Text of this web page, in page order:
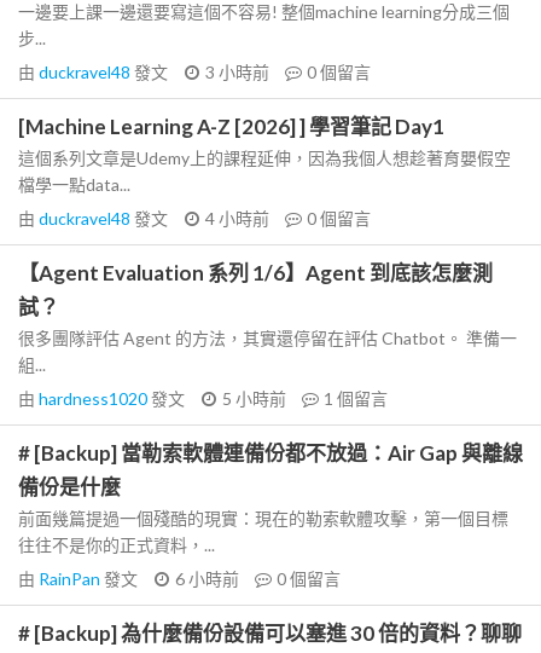
一邊要上課一邊還要寫這個不容易! 整個machine learning分成三個
步...
由 duckravel48 發文 3 小時前 0個留言
[Machine Learning A-Z [2026] ] 學習筆記 Day1
這個系列文章是Udemy上的課程延伸，因為我個人想趁著育嬰假空
檔學一點data...
由 duckravel48 發文 4 小時前 0個留言
【Agent Evaluation 系列 1/6】Agent 到底該怎麼測
試？
很多團隊評估 Agent 的方法，其實還停留在評估 Chatbot。 準備一
組...
由 hardness1020發文 5 小時前 1 個留言
# [Backup] 當勒索軟體連備份都不放過：Air Gap 與離線
備份是什麼
前面幾篇提過一個殘酷的現實：現在的勒索軟體攻擊，第一個目標
往往不是你的正式資料，...
由 RainPan 發文 6 小時前 0個留言
# [Backup] 為什麼備份設備可以塞進 30 倍的資料？聊聊